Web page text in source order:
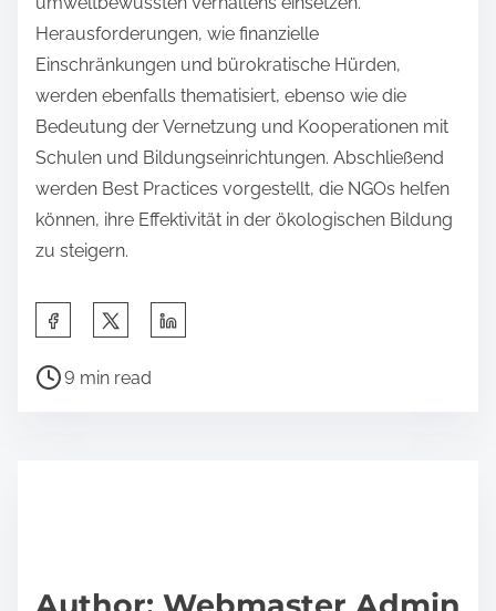
Herausforderungen, wie finanzielle
Einschränkungen und bürokratische Hürden,
werden ebenfalls thematisiert, ebenso wie die
Bedeutung der Vernetzung und Kooperationen mit
Schulen und Bildungseinrichtungen. Abschließend
werden Best Practices vorgestellt, die NGOs helfen
können, ihre Effektivität in der ökologischen Bildung
zu steigern.
a
p
P
9 min read